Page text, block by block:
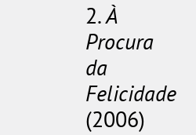
2.À
Procura
da
Felicidade
(2006)